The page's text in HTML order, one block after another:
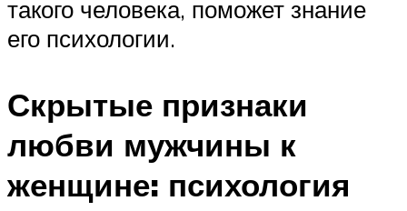
такого человека, поможет знание
его психологии.
Скрытые признаки
любви мужчины к
женщине: психология